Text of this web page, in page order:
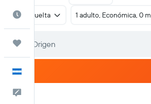
Cuándo ir
Trips
Ida y vuelta 1 adulto, Económica, 0